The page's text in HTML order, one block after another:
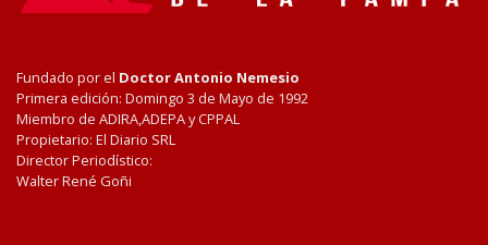
Fundado por el Doctor Antonio Nemesio
Primera edición: Domingo 3 de Mayo de 1992
Miembro de ADIRA,ADEPA y CPPAL
Propietario: El Diario SRL
Director Periodístico:
Walter René Goñi